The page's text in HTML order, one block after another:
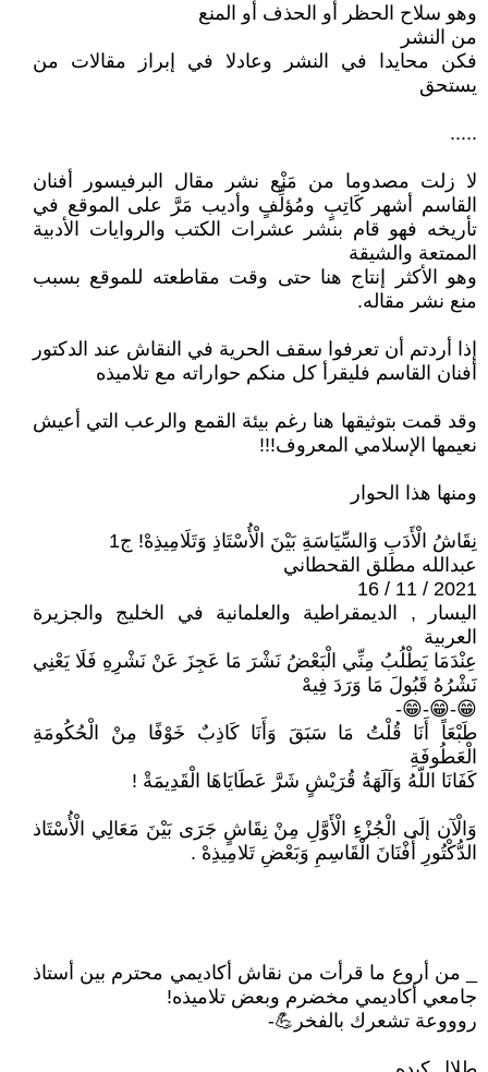
وهو سلاح الحظر أو الحذف أو المنع
من النشر
فكن محايدا في النشر وعادلا في إبراز مقالات من
يستحق
.....
لا زلت مصدوما من مَنْع نشر مقال البرفيسور أفنان
القاسم أشهر كَاتِبٍ ومُؤلِّفٍ وأديب مَرَّ على الموقع في
تأريخه فهو قام بنشر عشرات الكتب والروايات الأدبية
الممتعة والشيقة
وهو الأكثر إنتاج هنا حتى وقت مقاطعته للموقع بسبب
منع نشر مقاله.
إذا أردتم أن تعرفوا سقف الحرية في النقاش عند الدكتور
أفنان القاسم فليقرأ كل منكم حواراته مع تلاميذه
وقد قمت بتوثيقها هنا رغم بيئة القمع والرعب التي أعيش
نعيمها الإسلامي المعروف!!!
ومنها هذا الحوار
نِقَاشُ الْأَدَبِ وَالسِّيَاسَةِ بَيْنَ الْأُسْتَاذِ وَتَلَامِيذِهْ! ج1
عبدالله مطلق القحطاني
2021 / 11 / 16
اليسار , الديمقراطية والعلمانية في الخليج والجزيرة
العربية
عِنْدَمَا يَطْلُبُ مِنِّي الْبَعْضُ نَشْرَ مَا عَجِزَ عَنْ نَشْرِهِ فَلَا يَعْنِي
نَشْرُهُ قَبُولَ مَا وَرَدَ فِيهْ
😁-😁-😁-
طَبْعَاً أَنَا قُلْتُ مَا سَبَقَ وَأَنَا كَاذِبٌ خَوْفًا مِنْ الْحُكُومَةِ
الْعَطُوفَةِ
كَفَانَا اللّهُ وَآلَهَةُ قُرَيْشٍ شَرَّ عَطَايَاهَا الْقَدِيمَةْ !
وَالْآن إلَى الْجُزْءِ الْأَوَّلِ مِنْ نِقَاشٍ جَرَى بَيْنَ مَعَالِي الْأُسْتَاذ
الدُّكْتُورِ أَفْنَانَ الْقَاسِمِ وَبَعْضِ تَلامِيذِهْ .
_ من أروع ما قرأت من نقاش أكاديمي محترم بين أستاذ
جامعي أكاديمي مخضرم وبعض تلاميذه!
روووعة تشعرك بالفخر💪-